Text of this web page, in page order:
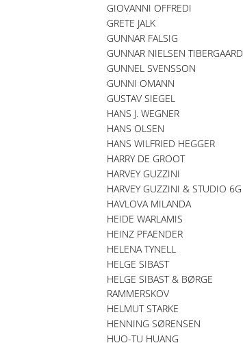
GIOVANNI OFFREDI
GRETE JALK
GUNNAR FALSIG
GUNNAR NIELSEN TIBERGAARD
GUNNEL SVENSSON
GUNNI OMANN
GUSTAV SIEGEL
HANS J. WEGNER
HANS OLSEN
HANS WILFRIED HEGGER
HARRY DE GROOT
HARVEY GUZZINI
HARVEY GUZZINI & STUDIO 6G
HAVLOVA MILANDA
HEIDE WARLAMIS
HEINZ PFAENDER
HELENA TYNELL
HELGE SIBAST
HELGE SIBAST & BØRGE
RAMMERSKOV
HELMUT STARKE
HENNING SØRENSEN
HUO-TU HUANG